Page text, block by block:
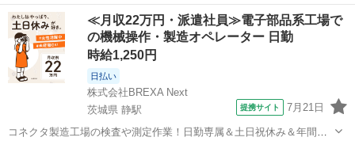
ス(薄いキャンバス)を使用しており…
北海道 恵庭市 恵庭駅 インテリア雑貨/小物 キャンバス
≪月収22万円・派遣社員≫電子部品系工場で
の機械操作・製造オペレーター 日勤
時給1,250円
日払い
株式会社BREXA Next
茨城県 静駅
提携サイト 7月21日
コネクタ製造工場の検査や測定作業！日勤専属＆土日祝休み＆年間休